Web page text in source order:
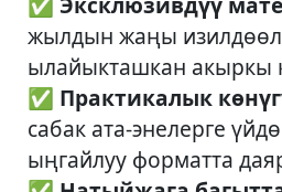
жылдын жаңы
ылайыкташкан акыркы
✅ Практикалык
сабак ата-энелерге
ыңгайлуу форматта